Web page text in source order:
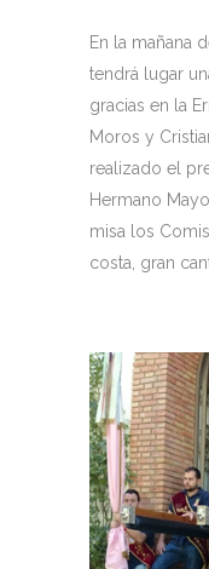
En la mañana
tendrá lugar
gracias en la
Moros y
realizado el
Hermano
misa los
costa, gran